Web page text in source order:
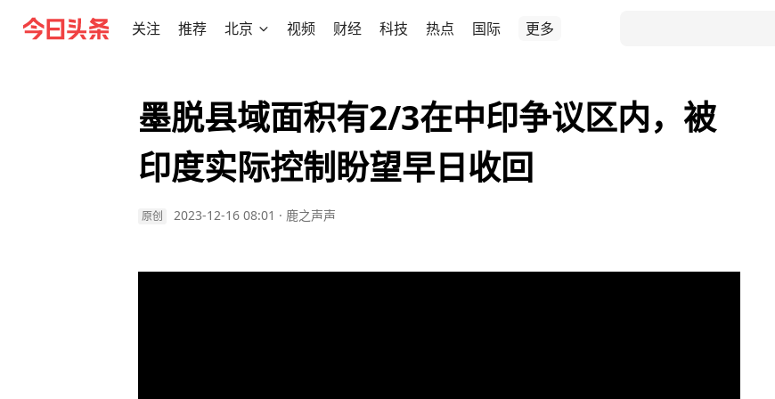
关注 推荐 北京 视频 财经 科技 热点 国际 更多
墨脱县域面积有2/3在中印争议区内，被
印度实际控制盼望早日收回
原创 2023-12-16 08:01 · 鹿之声声